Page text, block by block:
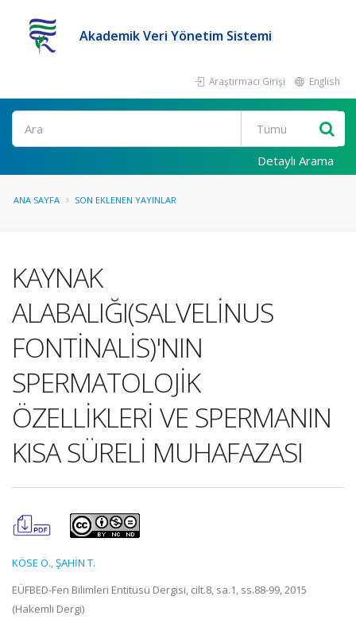
Akademik Veri Yönetim Sistemi
Araştırmacı Girişi English
Ara
Detaylı Arama
ANA SAYFA SON EKLENEN YAYINLAR
KAYNAK
ALABALIĞI(SALVELİNUS
FONTİNALİS)'NIN
SPERMATOLOJİK
ÖZELLİKLERİ VE SPERMANIN
KISA SÜRELİ MUHAFAZASI
KÖSE Ö.,ŞAHİN T.
EÜFBED-Fen Bilimleri Entitüsü Dergisi, cilt.8, sa.1, ss.88-99, 2015
(Hakemli Dergi)